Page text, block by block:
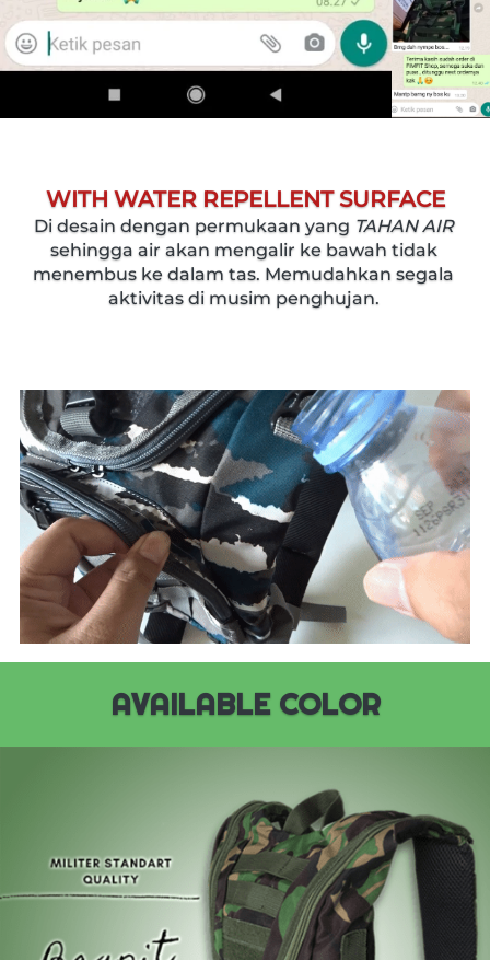
WITH WATER REPELLENT SURFACE
Di desain dengan permukaan yang TAHAN AIR
sehingga air akan mengalir ke bawah tidak
menembus ke dalam tas. Memudahkan segala
aktivitas di musim penghujan.
AVAILABLE COLOR